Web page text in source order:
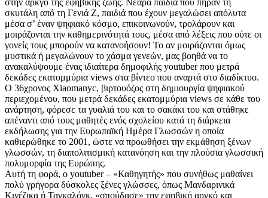
σκυτάλη από τη Γενιά Z, παιδιά που έχουν μεγαλώσει απόλυτα
μέσα σ’ έναν ψηφιακό κόσμο, επικοινωνούν, τρολάρουν και
μοιράζονται την καθημερινότητά τους, μέσα από λέξεις που ούτε οι
γονείς τους μπορούν να κατανοήσουν! Το αν μοιράζονται όμως
μυστικά ή μεγαλώνουν το χάσμα γενεών, μας βοηθά να το
ανακαλύψουμε ένας ιδιαίτερα δημοφιλής youtuber που μετρά
δεκάδες εκατομμύρια views στα βίντεο που αναρτά στο διαδίκτυο.
Ο 36χρονος Xiaomanyc, βιρτουόζος στη δημιουργία ψηφιακού
περιεχομένου, που μετρά δεκάδες εκατομμύρια views σε κάθε του
ανάρτηση, φόρεσε τα γυαλιά του και το σακάκι του και στάθηκε
απέναντι από τους μαθητές ενός σχολείου κατά τη διάρκεια
εκδήλωσης για την Ευρωπαϊκή Ημέρα Γλωσσών η οποία
καθιερώθηκε το 2001, ώστε να προωθήσει την εκμάθηση ξένων
γλωσσών, τη διαπολιτισμική κατανόηση και την πλούσια γλωσσική
πολυμορφία της Ευρώπης.
Αυτή τη φορά, ο youtuber – «Καθηγητής» που συνήθως μαθαίνει
πολύ γρήγορα δύσκολες ξένες γλώσσες, όπως Μανδαρινικά
Κινέζικα ή Ταγκαλόγκ, «σπούδασε» την εφηβική αργκό και